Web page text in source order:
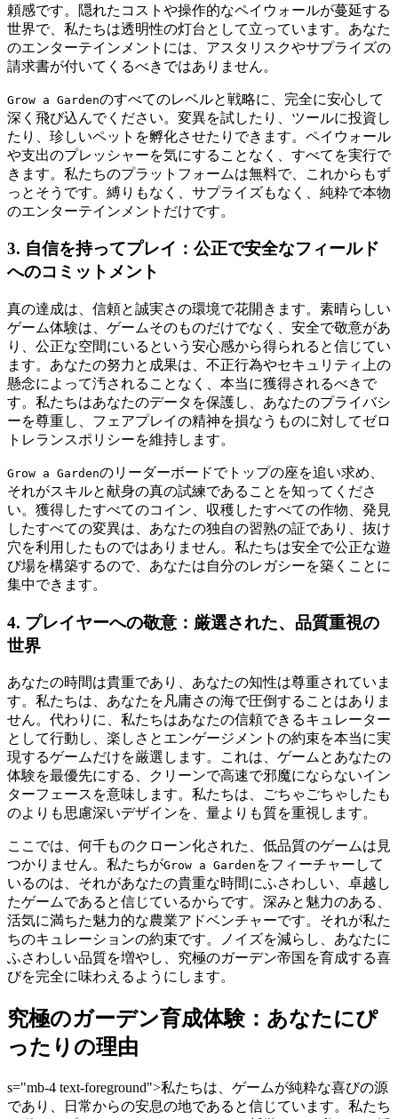
頼感です。隠れたコストや操作的なペイウォールが蔓延する
世界で、私たちは透明性の灯台として立っています。あなた
のエンターテインメントには、アスタリスクやサプライズの
請求書が付いてくるべきではありません。
Grow a Gardenのすべてのレベルと戦略に、完全に安心して
深く飛び込んでください。変異を試したり、ツールに投資し
たり、珍しいペットを孵化させたりできます。ペイウォール
や支出のプレッシャーを気にすることなく、すべてを実行で
きます。私たちのプラットフォームは無料で、これからもず
っとそうです。縛りもなく、サプライズもなく、純粋で本物
のエンターテインメントだけです。
3. 自信を持ってプレイ：公正で安全なフィールド
へのコミットメント
真の達成は、信頼と誠実さの環境で花開きます。素晴らしい
ゲーム体験は、ゲームそのものだけでなく、安全で敬意があ
り、公正な空間にいるという安心感から得られると信じてい
ます。あなたの努力と成果は、不正行為やセキュリティ上の
懸念によって汚されることなく、本当に獲得されるべきで
す。私たちはあなたのデータを保護し、あなたのプライバシ
ーを尊重し、フェアプレイの精神を損なうものに対してゼロ
トレランスポリシーを維持します。
Grow a Gardenのリーダーボードでトップの座を追い求め、
それがスキルと献身の真の試練であることを知ってくださ
い。獲得したすべてのコイン、収穫したすべての作物、発見
したすべての変異は、あなたの独自の習熟の証であり、抜け
穴を利用したものではありません。私たちは安全で公正な遊
び場を構築するので、あなたは自分のレガシーを築くことに
集中できます。
4. プレイヤーへの敬意：厳選された、品質重視の
世界
あなたの時間は貴重であり、あなたの知性は尊重されていま
す。私たちは、あなたを凡庸さの海で圧倒することはありま
せん。代わりに、私たちはあなたの信頼できるキュレーター
として行動し、楽しさとエンゲージメントの約束を本当に実
現するゲームだけを厳選します。これは、ゲームとあなたの
体験を最優先にする、クリーンで高速で邪魔にならないイン
ターフェースを意味します。私たちは、ごちゃごちゃしたも
のよりも思慮深いデザインを、量よりも質を重視します。
ここでは、何千ものクローン化された、低品質のゲームは見
つかりません。私たちがGrow a Garden をフィーチャーして
いるのは、それがあなたの貴重な時間にふさわしい、卓越し
たゲームであると信じているからです。深みと魅力のある、
活気に満ちた魅力的な農業アドベンチャーです。それが私た
ちのキュレーションの約束です。ノイズを減らし、あなたに
ふさわしい品質を増やし、究極のガーデン帝国を育成する喜
びを完全に味わえるようにします。
究極のガーデン育成体験：あなたにぴ
ったりの理由
s="mb-4 text-foreground">私たちは、ゲームが純粋な喜びの源
であり、日常からの安息の地であると信じています。私たち